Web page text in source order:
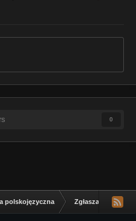
0
polskojęzyczna Zgłaszanie